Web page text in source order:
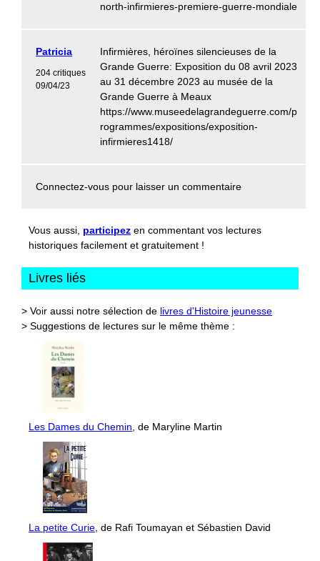
north-infirmieres-premiere-guerre-mondiale
Patricia
204 critiques
09/04/23
Infirmières, héroïnes silencieuses de la
Grande Guerre: Exposition du 08 avril 2023
au 31 décembre 2023 au musée de la
Grande Guerre à Meaux
https://www.museedelagrandeguerre.com/p
rogrammes/expositions/exposition-
infirmieres1418/
Connectez-vous pour laisser un commentaire
Vous aussi, participez en commentant vos lectures
historiques facilement et gratuitement !
Livres liés
> Voir aussi notre sélection de livres d'Histoire jeunesse
> Suggestions de lectures sur le même thème :
Les Dames du Chemin, de Maryline Martin
La petite Curie, de Rafi Toumayan et Sébastien David